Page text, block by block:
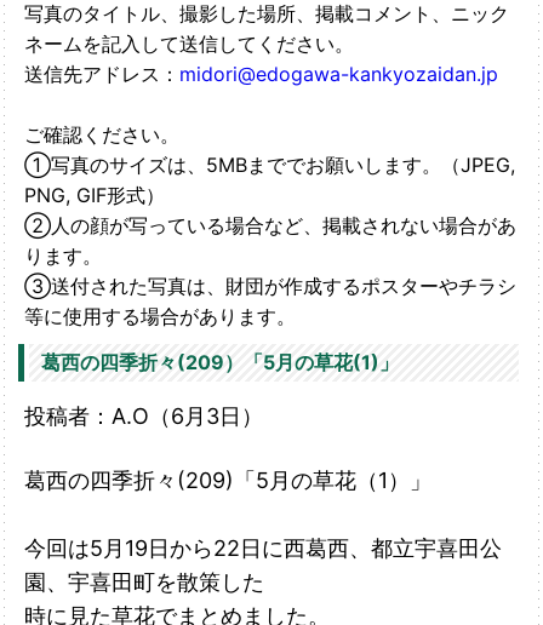
写真のタイトル、撮影した場所、掲載コメント、ニック
ネームを記入して送信してください。
送信先アドレス： midori@edogawa-kankyozaidan.jp
ご確認ください。
①写真のサイズは、5MBまででお願いします。（JPEG,
PNG, GIF形式）
②人の顔が写っている場合など、掲載されない場合があ
ります。
③送付された写真は、財団が作成するポスターやチラシ
等に使用する場合があります。
葛西の四季折々(209）「5月の草花(1)」
投稿者：A.O（6月3日）
葛西の四季折々(209)「5月の草花（1）」
今回は5月19日から22日に西葛西、都立宇喜田公
園、宇喜田町を散策した
時に見た草花でまとめました。